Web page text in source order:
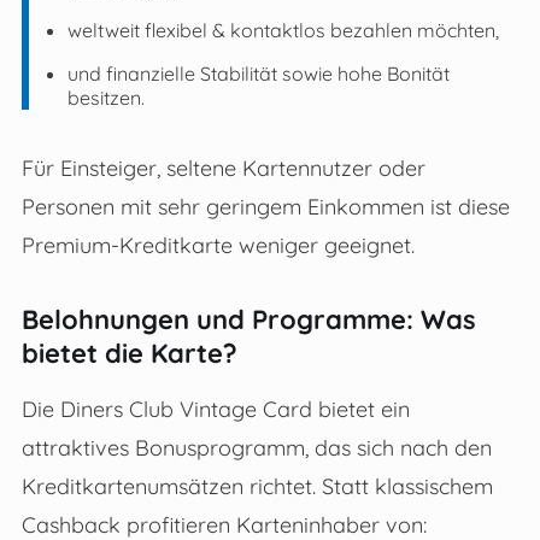
weltweit flexibel & kontaktlos bezahlen möchten,
und finanzielle Stabilität sowie hohe Bonität
besitzen.
Für Einsteiger, seltene Kartennutzer oder
Personen mit sehr geringem Einkommen ist diese
Premium-Kreditkarte weniger geeignet.
Belohnungen und Programme: Was
bietet die Karte?
Die Diners Club Vintage Card bietet ein
attraktives Bonusprogramm, das sich nach den
Kreditkartenumsätzen richtet. Statt klassischem
Cashback profitieren Karteninhaber von: